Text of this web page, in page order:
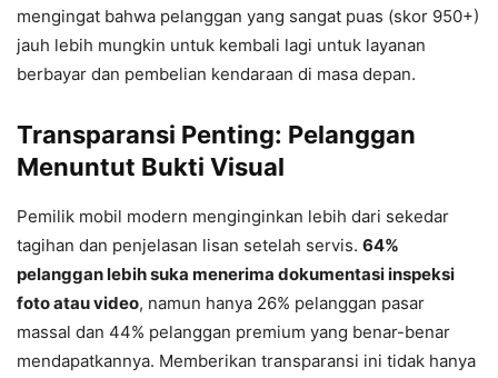
mengingat bahwa pelanggan yang sangat puas (skor 950+)
jauh lebih mungkin untuk kembali lagi untuk layanan
berbayar dan pembelian kendaraan di masa depan.
Transparansi Penting: Pelanggan
Menuntut Bukti Visual
Pemilik mobil modern menginginkan lebih dari sekedar
tagihan dan penjelasan lisan setelah servis. 64%
pelanggan lebih suka menerima dokumentasi inspeksi
foto atau video, namun hanya 26% pelanggan pasar
massal dan 44% pelanggan premium yang benar-benar
mendapatkannya. Memberikan transparansi ini tidak hanya